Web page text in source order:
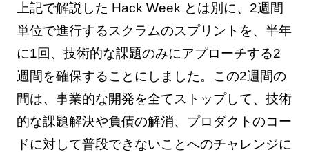
上記で解説した Hack Week とは別に、2週間
単位で進行するスクラムのスプリントを、半年
に1回、技術的な課題のみにアプローチする2
週間を確保することにしました。この2週間の
間は、事業的な開発を全てストップして、技術
的な課題解決や負債の解消、プロダクトのコー
ドに対して普段できないことへのチャレンジに